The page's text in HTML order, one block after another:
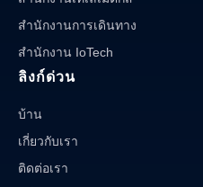
สำนักงานการเดินทาง
สำนักงาน IoTech
ลิงก์ด่วน
บ้าน
เกี่ยวกับเรา
ติดต่อเรา